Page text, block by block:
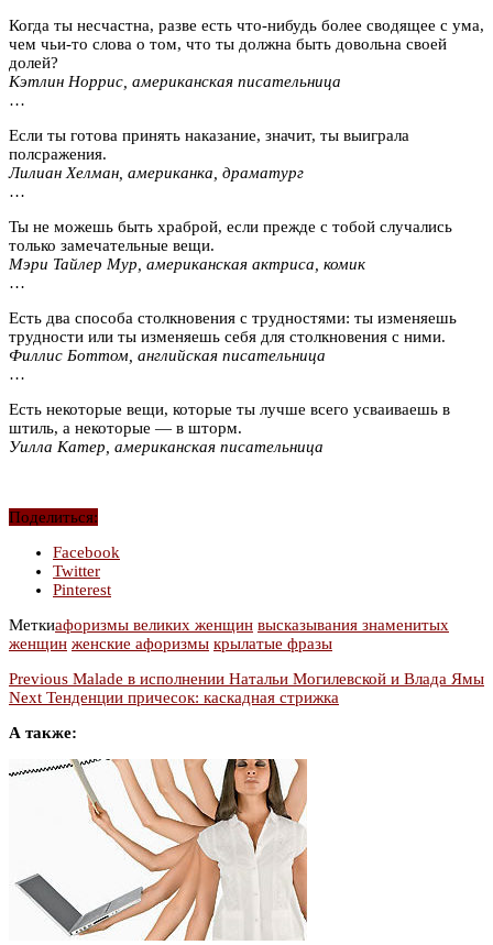
Когда ты несчастна, разве есть что-нибудь более сводящее с ума,
чем чьи-то слова о том, что ты должна быть довольна своей
долей?
Кэтлин Норрис, американская писательница
…
Если ты готова принять наказание, значит, ты выиграла
полсражения.
Лилиан Хелман, американка, драматург
…
Ты не можешь быть храброй, если прежде с тобой случались
только замечательные вещи.
Мэри Тайлер Мур, американская актриса, комик
…
Есть два способа столкновения с трудностями: ты изменяешь
трудности или ты изменяешь себя для столкновения с ними.
Филлис Боттом, английская писательница
…
Есть некоторые вещи, которые ты лучше всего усваиваешь в
штиль, а некоторые — в шторм.
Уилла Катер, американская писательница
Поделиться:
Facebook
Twitter
Pinterest
Меткиафоризмы великих женщин высказывания знаменитых
женщин женские афоризмы крылатые фразы
Previous Malade в исполнении Натальи Могилевской и Влада Ямы
Next Тенденции причесок: каскадная стрижка
А также: